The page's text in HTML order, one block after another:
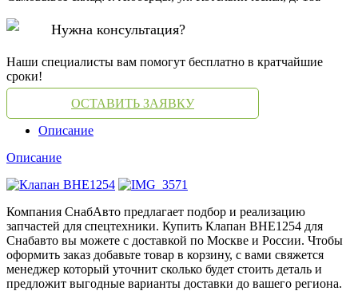
Нужна консультация?
Наши специалисты вам помогут бесплатно в кратчайшие
сроки!
ОСТАВИТЬ ЗАЯВКУ
Описание
Описание
Компания СнабАвто предлагает подбор и реализацию
запчастей для спецтехники. Купить Клапан BHE1254 для
Снабавто вы можете с доставкой по Москве и России. Чтобы
оформить заказ добавьте товар в корзину, с вами свяжется
менеджер который уточнит сколько будет стоить деталь и
предложит выгодные варианты доставки до вашего региона.